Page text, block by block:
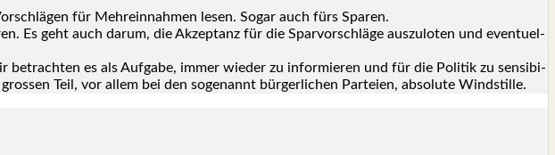
für Mehr­ein­nah­men lesen. Sogar auch fürs Spa­ren.
Es geht auch dar­um, die Akzep­tanz für die Spar­vor­schlä­ge aus­zu­lo­ten und even­tu­el­
betrach­ten es als Auf­ga­be, immer wie­der zu infor­mie­ren und für die Poli­tik zu sen­si­bi­
Teil, vor allem bei den soge­nannt bür­ger­li­chen Par­tei­en, abso­lu­te Wind­stil­le.